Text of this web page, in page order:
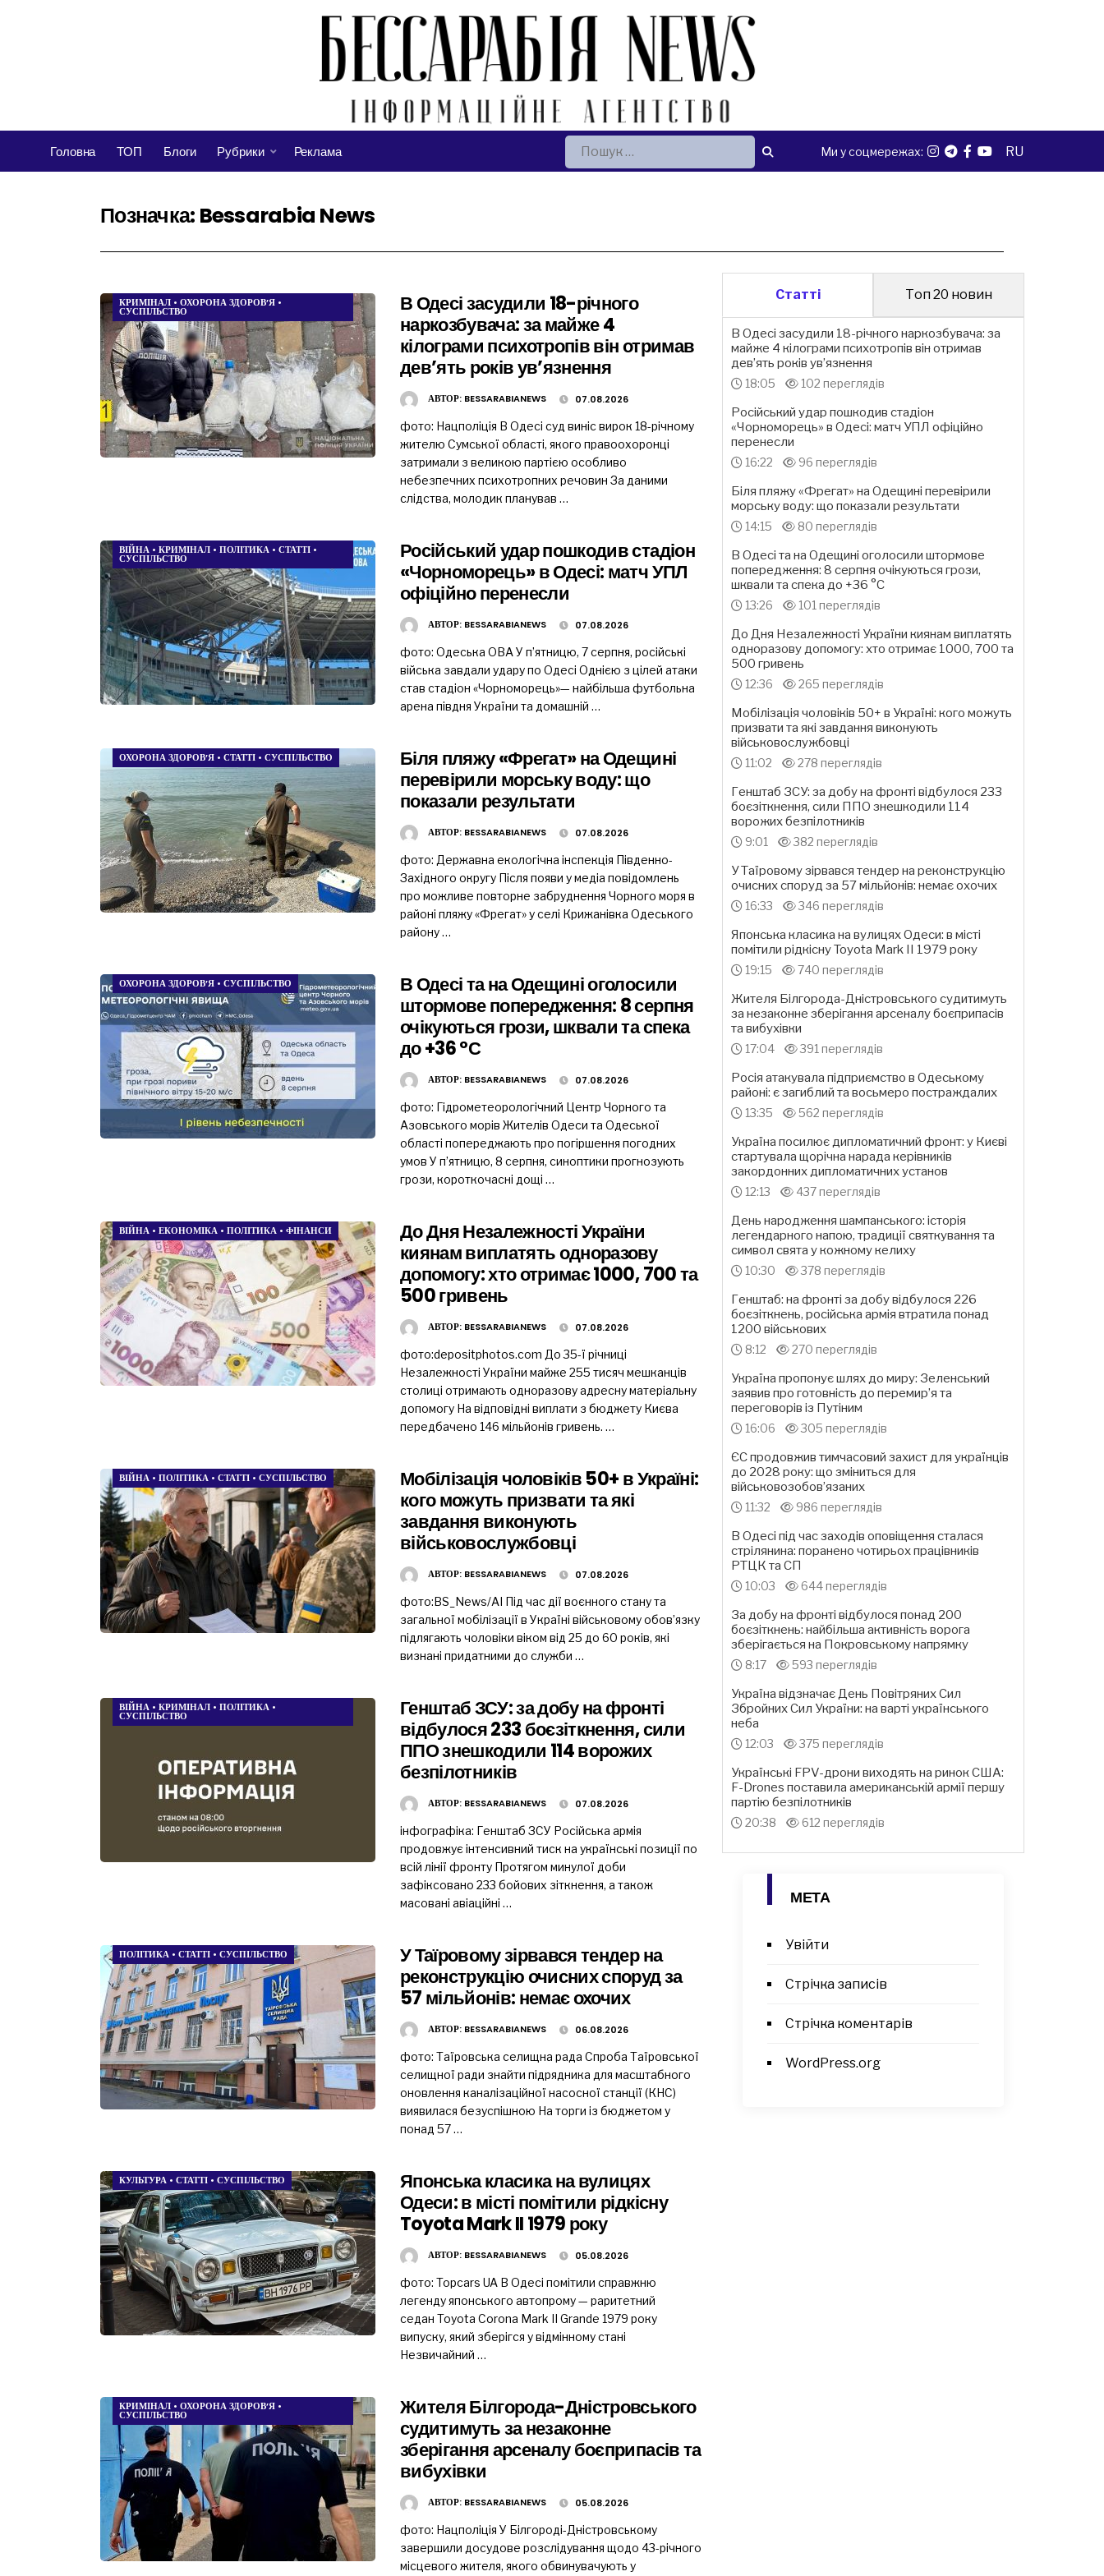
Головна ТОП Блоги Рубрики Реклама Пошук: Ми у соцмережах: RU
Позначка: Bessarabia News
КРИМІНАЛ • ОХОРОНА ЗДОРОВ’Я •
СУСПІЛЬСТВО
В Одесі засудили 18-річного
наркозбувача: за майже 4
кілограми психотропів він отримав
дев’ять років ув’язнення
АВТОР: BESSARABIANEWS 07.08.2026
фото: Нацполіція В Одесі суд виніс вирок 18-річному
жителю Сумської області, якого правоохоронці
затримали з великою партією особливо
небезпечних психотропних речовин За даними
слідства, молодик планував …
ВІЙНА • КРИМІНАЛ • ПОЛІТИКА • СТАТТІ •
СУСПІЛЬСТВО
Російський удар пошкодив стадіон
«Чорноморець» в Одесі: матч УПЛ
офіційно перенесли
АВТОР: BESSARABIANEWS 07.08.2026
фото: Одеська ОВА У п’ятницю, 7 серпня, російські
війська завдали удару по Одесі Однією з цілей атаки
став стадіон «Чорноморець»— найбільша футбольна
арена півдня України та домашній …
ОХОРОНА ЗДОРОВ’Я • СТАТТІ • СУСПІЛЬСТВО
Біля пляжу «Фрегат» на Одещині
перевірили морську воду: що
показали результати
АВТОР: BESSARABIANEWS 07.08.2026
фото: Державна екологічна інспекція Південно-
Західного округу Після появи у медіа повідомлень
про можливе повторне забруднення Чорного моря в
районі пляжу «Фрегат» у селі Крижанівка Одеського
району …
ОХОРОНА ЗДОРОВ’Я • СУСПІЛЬСТВО
В Одесі та на Одещині оголосили
штормове попередження: 8 серпня
очікуються грози, шквали та спека
до +36 °С
АВТОР: BESSARABIANEWS 07.08.2026
фото: Гідрометеорологічний Центр Чорного та
Азовського морів Жителів Одеси та Одеської
області попереджають про погіршення погодних
умов У п’ятницю, 8 серпня, синоптики прогнозують
грози, короткочасні дощі …
ВІЙНА • ЕКОНОМІКА • ПОЛІТИКА • ФІНАНСИ
До Дня Незалежності України
киянам виплатять одноразову
допомогу: хто отримає 1000, 700 та
500 гривень
АВТОР: BESSARABIANEWS 07.08.2026
фото:depositphotos.com До 35-ї річниці
Незалежності України майже 255 тисяч мешканців
столиці отримають одноразову адресну матеріальну
допомогу На відповідні виплати з бюджету Києва
передбачено 146 мільйонів гривень. …
ВІЙНА • ПОЛІТИКА • СТАТТІ • СУСПІЛЬСТВО
Мобілізація чоловіків 50+ в Україні:
кого можуть призвати та які
завдання виконують
військовослужбовці
АВТОР: BESSARABIANEWS 07.08.2026
фото:BS_News/AI Під час дії воєнного стану та
загальної мобілізації в Україні військовому обов’язку
підлягають чоловіки віком від 25 до 60 років, які
визнані придатними до служби …
ВІЙНА • КРИМІНАЛ • ПОЛІТИКА •
СУСПІЛЬСТВО
Генштаб ЗСУ: за добу на фронті
відбулося 233 боєзіткнення, сили
ППО знешкодили 114 ворожих
безпілотників
АВТОР: BESSARABIANEWS 07.08.2026
інфографіка: Генштаб ЗСУ Російська армія
продовжує інтенсивний тиск на українські позиції по
всій лінії фронту Протягом минулої доби
зафіксовано 233 бойових зіткнення, а також
масовані авіаційні …
ПОЛІТИКА • СТАТТІ • СУСПІЛЬСТВО
У Таїровому зірвався тендер на
реконструкцію очисних споруд за
57 мільйонів: немає охочих
АВТОР: BESSARABIANEWS 06.08.2026
фото: Таїровська селищна рада Спроба Таїровської
селищної ради знайти підрядника для масштабного
оновлення каналізаційної насосної станції (КНС)
виявилася безуспішною На торги із бюджетом у
понад 57 …
КУЛЬТУРА • СТАТТІ • СУСПІЛЬСТВО
Японська класика на вулицях
Одеси: в місті помітили рідкісну
Toyota Mark II 1979 року
АВТОР: BESSARABIANEWS 05.08.2026
фото: Topcars UA В Одесі помітили справжню
легенду японського автопрому — раритетний
седан Toyota Corona Mark II Grande 1979 року
випуску, який зберігся у відмінному стані
Незвичайний …
КРИМІНАЛ • ОХОРОНА ЗДОРОВ’Я •
СУСПІЛЬСТВО
Жителя Білгорода-Дністровського
судитимуть за незаконне
зберігання арсеналу боєприпасів та
вибухівки
АВТОР: BESSARABIANEWS 05.08.2026
фото: Нацполіція У Білгороді-Дністровському
завершили досудове розслідування щодо 43-річного
місцевого жителя, якого обвинувачують у
Статті Топ 20 новин
В Одесі засудили 18-річного наркозбувача: за
майже 4 кілограми психотропів він отримав
дев’ять років ув’язнення
18:05 102 переглядів
Російський удар пошкодив стадіон
«Чорноморець» в Одесі: матч УПЛ офіційно
перенесли
16:22 96 переглядів
Біля пляжу «Фрегат» на Одещині перевірили
морську воду: що показали результати
14:15 80 переглядів
В Одесі та на Одещині оголосили штормове
попередження: 8 серпня очікуються грози,
шквали та спека до +36 °С
13:26 101 переглядів
До Дня Незалежності України киянам виплатять
одноразову допомогу: хто отримає 1000, 700 та
500 гривень
12:36 265 переглядів
Мобілізація чоловіків 50+ в Україні: кого можуть
призвати та які завдання виконують
військовослужбовці
11:02 278 переглядів
Генштаб ЗСУ: за добу на фронті відбулося 233
боєзіткнення, сили ППО знешкодили 114
ворожих безпілотників
9:01 382 переглядів
У Таїровому зірвався тендер на реконструкцію
очисних споруд за 57 мільйонів: немає охочих
16:33 346 переглядів
Японська класика на вулицях Одеси: в місті
помітили рідкісну Toyota Mark II 1979 року
19:15 740 переглядів
Жителя Білгорода-Дністровського судитимуть
за незаконне зберігання арсеналу боєприпасів
та вибухівки
17:04 391 переглядів
Росія атакувала підприємство в Одеському
районі: є загиблий та восьмеро постраждалих
13:35 562 переглядів
Україна посилює дипломатичний фронт: у Києві
стартувала щорічна нарада керівників
закордонних дипломатичних установ
12:13 437 переглядів
День народження шампанського: історія
легендарного напою, традиції святкування та
символ свята у кожному келиху
10:30 378 переглядів
Генштаб: на фронті за добу відбулося 226
боєзіткнень, російська армія втратила понад
1200 військових
8:12 270 переглядів
Україна пропонує шлях до миру: Зеленський
заявив про готовність до перемир’я та
переговорів із Путіним
16:06 305 переглядів
ЄС продовжив тимчасовий захист для українців
до 2028 року: що зміниться для
військовозобов’язаних
11:32 986 переглядів
В Одесі під час заходів оповіщення сталася
стрілянина: поранено чотирьох працівників
РТЦК та СП
10:03 644 переглядів
За добу на фронті відбулося понад 200
боєзіткнень: найбільша активність ворога
зберігається на Покровському напрямку
8:17 593 переглядів
Україна відзначає День Повітряних Сил
Збройних Сил України: на варті українського
неба
12:03 375 переглядів
Українські FPV-дрони виходять на ринок США:
F-Drones поставила американській армії першу
партію безпілотників
20:38 612 переглядів
МЕТА
Увійти
Стрічка записів
Стрічка коментарів
WordPress.org